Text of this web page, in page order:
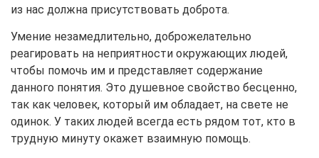
из нас должна присутствовать доброта.
Умение незамедлительно, доброжелательно
реагировать на неприятности окружающих людей,
чтобы помочь им и представляет содержание
данного понятия. Это душевное свойство бесценно,
так как человек, который им обладает, на свете не
одинок. У таких людей всегда есть рядом тот, кто в
трудную минуту окажет взаимную помощь.